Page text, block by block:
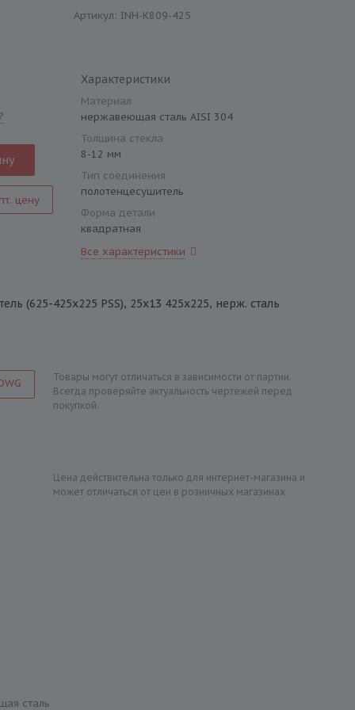
Артикул: INH-K809-425
цену
Характеристики
Материал
нержавеющая сталь AISI 304
Толщина стекла
8-12 мм
Тип соединения
полотенцесушитель
Форма детали
квадратная
Все характеристики
(625-425х225 PSS), 25х13 425х225, нерж. сталь
Товары могут отличаться в зависимости от партии.
Всегда проверяйте актуальность чертежей перед
покупкой.
Цена действительна только для интернет-магазина и
может отличаться от цен в розничных магазинах
сталь